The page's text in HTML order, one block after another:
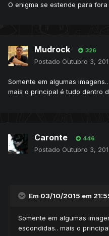
O enigma se estende para fora
Mudrock 326
Postado Outubro 3,
Somente em algumas
mais o principal é tudo dentro
Caronte 446
Postado Outubro 3,
Em 03/10/2015 em
Somente em algumas
escondidas.. mais o